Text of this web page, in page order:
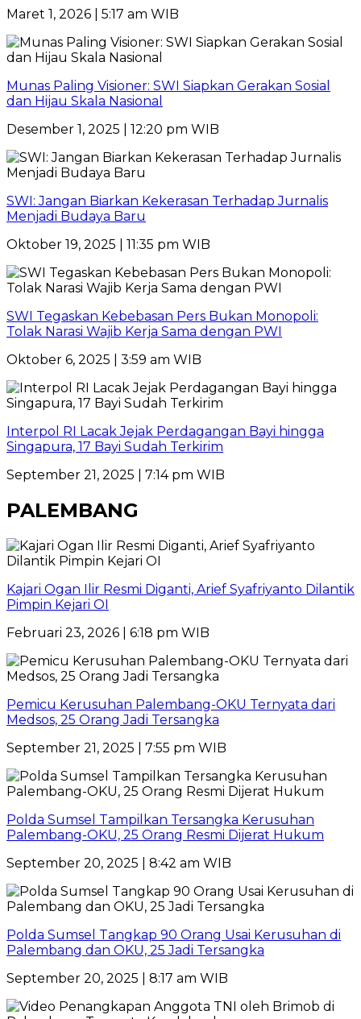
Maret 1, 2026 | 5:17 am WIB
Munas Paling Visioner: SWI Siapkan Gerakan Sosial
dan Hijau Skala Nasional
Desember 1, 2025 | 12:20 pm WIB
SWI: Jangan Biarkan Kekerasan Terhadap Jurnalis
Menjadi Budaya Baru
Oktober 19, 2025 | 11:35 pm WIB
SWI Tegaskan Kebebasan Pers Bukan Monopoli:
Tolak Narasi Wajib Kerja Sama dengan PWI
Oktober 6, 2025 | 3:59 am WIB
Interpol RI Lacak Jejak Perdagangan Bayi hingga
Singapura, 17 Bayi Sudah Terkirim
September 21, 2025 | 7:14 pm WIB
PALEMBANG
Kajari Ogan Ilir Resmi Diganti, Arief Syafriyanto Dilantik
Pimpin Kejari OI
Februari 23, 2026 | 6:18 pm WIB
Pemicu Kerusuhan Palembang-OKU Ternyata dari
Medsos, 25 Orang Jadi Tersangka
September 21, 2025 | 7:55 pm WIB
Polda Sumsel Tampilkan Tersangka Kerusuhan
Palembang-OKU, 25 Orang Resmi Dijerat Hukum
September 20, 2025 | 8:42 am WIB
Polda Sumsel Tangkap 90 Orang Usai Kerusuhan di
Palembang dan OKU, 25 Jadi Tersangka
September 20, 2025 | 8:17 am WIB